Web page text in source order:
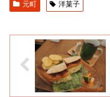
元町 洋菓子